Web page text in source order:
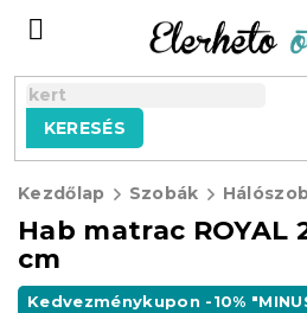
tartalomhoz
KERESÉS
Kezdőlap Szobák
Hab matrac ROYAL
cm
Kedvezménykupon -10%